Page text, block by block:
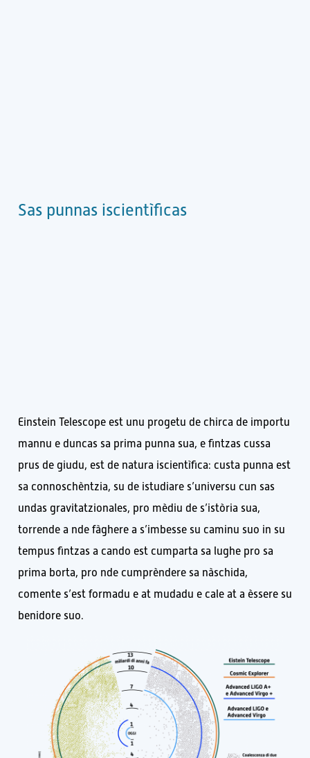
Sas punnas iscientìficas
Einstein Telescope est unu progetu de chirca de importu
mannu e duncas sa prima punna sua, e fintzas cussa
prus de giudu, est de natura iscientìfica: custa punna est
sa connoschèntzia, su de istudiare s’universu cun sas
undas gravitatzionales, pro mèdiu de s’istòria sua,
torrende a nde fàghere a s’imbesse su caminu suo in su
tempus fintzas a cando est cumparta sa lughe pro sa
prima borta, pro nde cumprèndere sa nàschida,
comente s’est formadu e at mudadu e cale at a èssere su
benidore suo.